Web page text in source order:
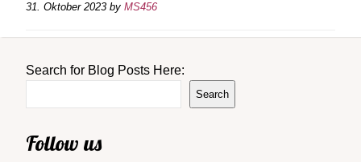
31. Oktober 2023 by MS456
Search for Blog Posts Here:
Search
Follow us